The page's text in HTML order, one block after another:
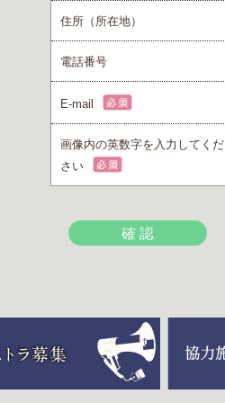
住所（所在地）
電話番号
E-mail
画像内の英数字を入力してくだ
さい